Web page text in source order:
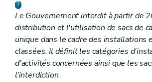
Le Gouvernement interdit à partir de
distribution et l'utilisation de sacs de
unique dans le cadre des installations
classées. Il définit les catégories
d'activités concernées ainsi que les
l'interdiction.